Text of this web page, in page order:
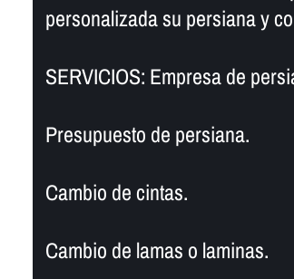
personalizada su persiana y
SERVICIOS: Empresa de
Presupuesto de persiana.
Cambio de cintas.
Cambio de lamas o laminas.